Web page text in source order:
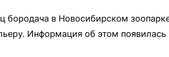
бородача в Новосибирском
Информация об этом